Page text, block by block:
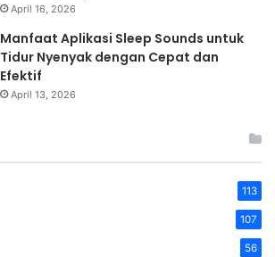
April 16, 2026
Manfaat Aplikasi Sleep Sounds untuk
Tidur Nyenyak dengan Cepat dan
Efektif
April 13, 2026
113
107
56